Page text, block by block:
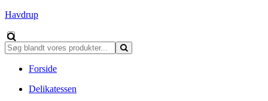
Havdrup
Forside
Delikatessen